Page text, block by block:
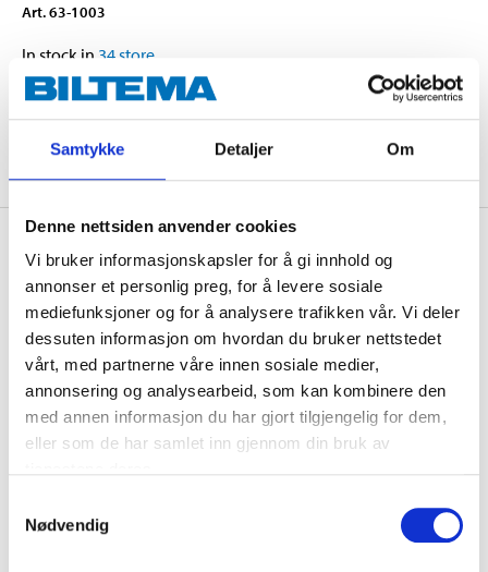
Samtykke Detaljer Om
Denne nettsiden anvender cookies
Vi bruker informasjonskapsler for å gi innhold og
annonser et personlig preg, for å levere sosiale
mediefunksjoner og for å analysere trafikken vår. Vi deler
dessuten informasjon om hvordan du bruker nettstedet
vårt, med partnerne våre innen sosiale medier,
annonsering og analysearbeid, som kan kombinere den
med annen informasjon du har gjort tilgjengelig for dem,
eller som de har samlet inn gjennom din bruk av
Nødvendig
Art.63-1003
In stock in 34store
Description
Gearbox cushion for VOLVO 140-series (not overdrive).
Technical specifications
Diameter